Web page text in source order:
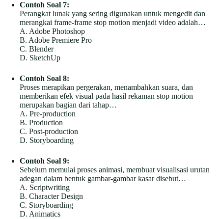
Contoh Soal 7:
Perangkat lunak yang sering digunakan untuk mengedit dan
merangkai frame-frame stop motion menjadi video adalah…
A. Adobe Photoshop
B. Adobe Premiere Pro
C. Blender
D. SketchUp
Contoh Soal 8:
Proses merapikan pergerakan, menambahkan suara, dan
memberikan efek visual pada hasil rekaman stop motion
merupakan bagian dari tahap…
A. Pre-production
B. Production
C. Post-production
D. Storyboarding
Contoh Soal 9:
Sebelum memulai proses animasi, membuat visualisasi urutan
adegan dalam bentuk gambar-gambar kasar disebut…
A. Scriptwriting
B. Character Design
C. Storyboarding
D. Animatics